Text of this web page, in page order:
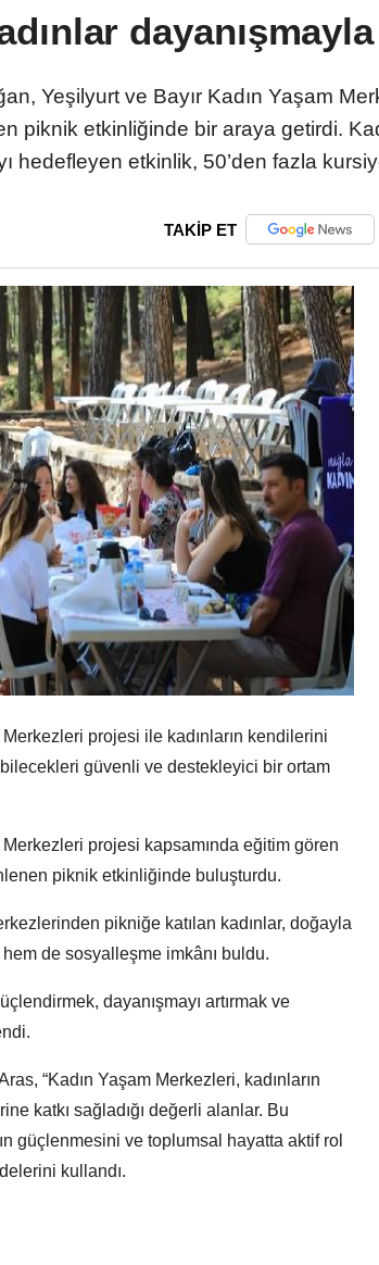
Yeşilyurt ve Bayır Kadın Yaşam
piknik etkinliğinde bir araya getirdi.
hedefleyen etkinlik, 50’den fazla
TAKİP ET
projesi ile kadınların kendilerini
güvenli ve destekleyici bir ortam
projesi kapsamında eğitim gören
piknik etkinliğinde buluşturdu.
pikniğe katılan kadınlar, doğayla
de sosyalleşme imkânı buldu.
dayanışmayı artırmak ve
“Kadın Yaşam Merkezleri, kadınların
katkı sağladığı değerli alanlar. Bu
güçlenmesini ve toplumsal hayatta aktif rol
kullandı.